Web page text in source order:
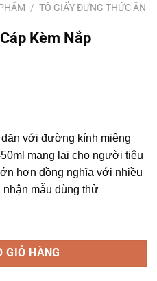
/ TÔ GIẤY ĐỰNG THỨC ĂN
Kèm Nắp
với đường kính miệng
mang lại cho người tiêu
hơn đồng nghĩa với nhiều
nhận mẫu dùng thử
số lượng
GIỎ HÀNG